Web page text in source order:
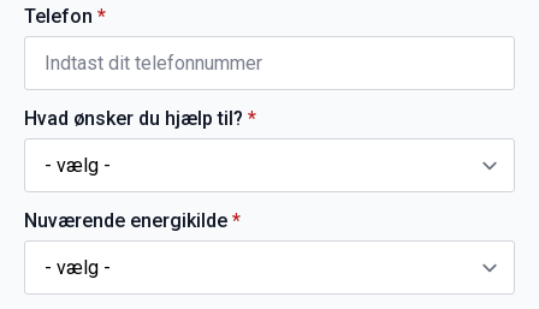
Telefon *
Hvad ønsker du hjælp til? *
Nuværende energikilde *